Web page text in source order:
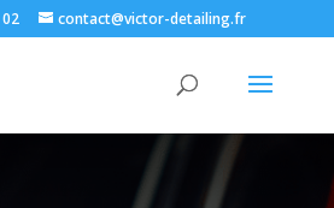
contact@victor-detailing.fr